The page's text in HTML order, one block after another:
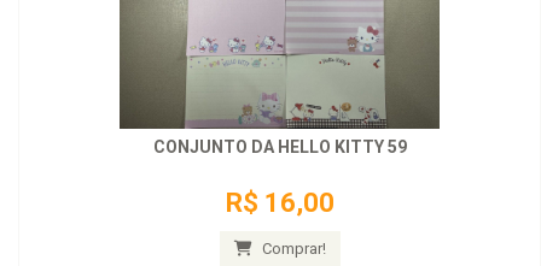
CONJUNTO DA HELLO KITTY 59
R$ 16,00
Comprar!